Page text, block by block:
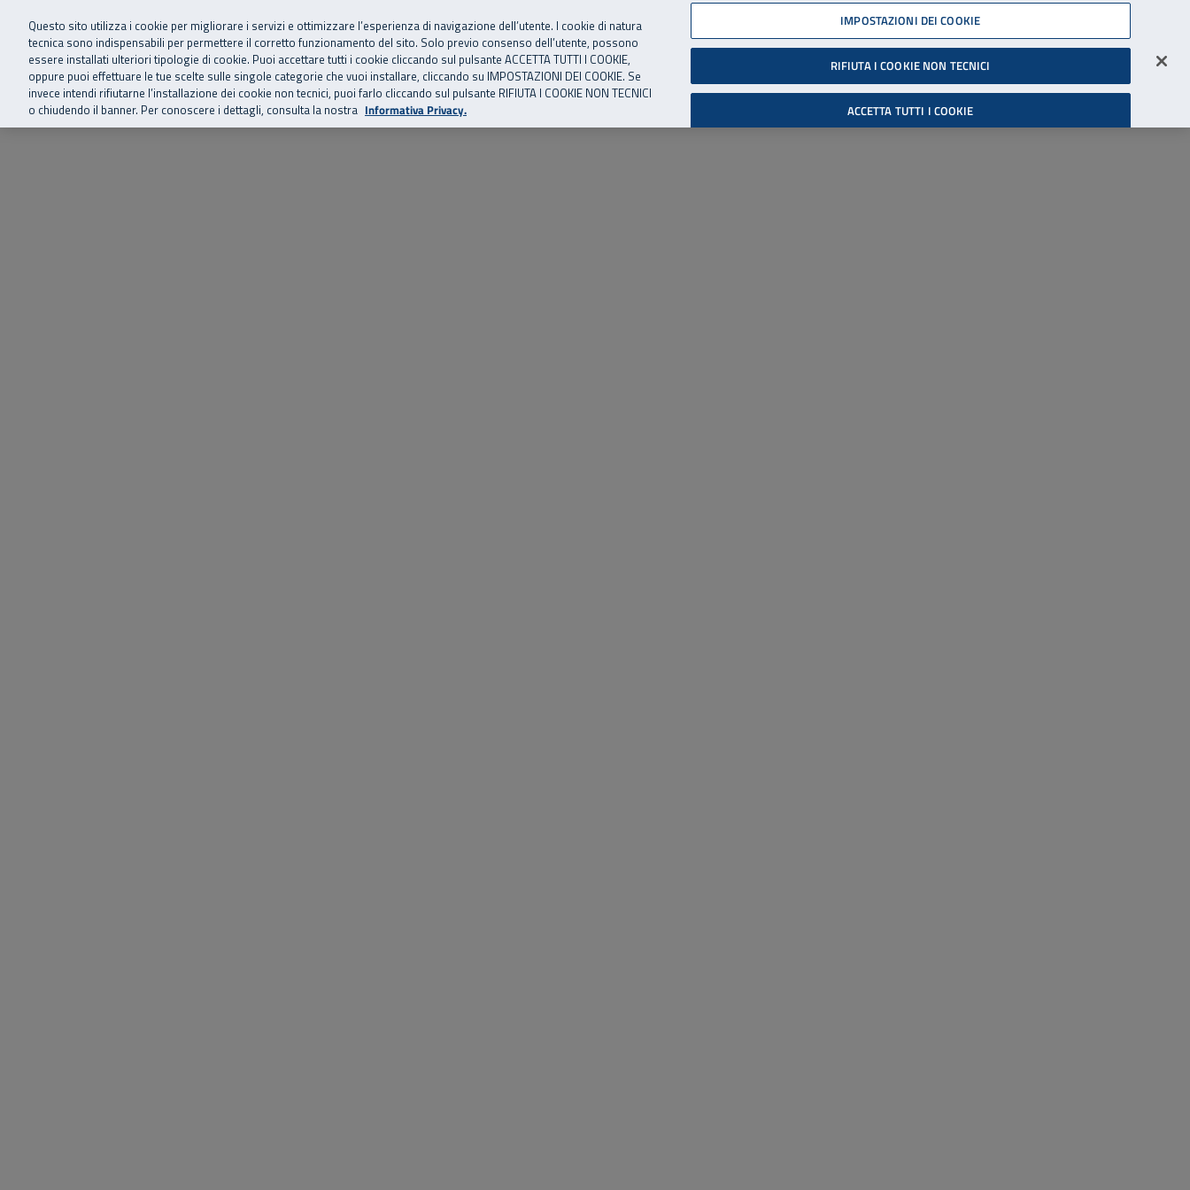
Vai al menu principale
Vai al contenuto principale
Vai al Footer 06 45539607
SuperAbile - il Contact Center Inail per il mondo della disabilità
Home Chi siamo Storie, news ed eventi Risorse utili Supporto Accessibilità
Cerca
Accedi all'area riservata
Questo sito utilizza i cookie per migliorare i servizi e ottimizzare l’esperienza di navigazione dell’utente. I cookie di natura
tecnica sono indispensabili per permettere il corretto funzionamento del sito. Solo previo consenso dell’utente, possono
essere installati ulteriori tipologie di cookie. Puoi accettare tutti i cookie cliccando sul pulsante ACCETTA TUTTI I COOKIE,
oppure puoi effettuare le tue scelte sulle singole categorie che vuoi installare, cliccando su IMPOSTAZIONI DEI COOKIE. Se
invece intendi rifiutarne l’installazione dei cookie non tecnici, puoi farlo cliccando sul pulsante RIFIUTA I COOKIE NON TECNICI
o chiudendo il banner. Per conoscere i dettagli, consulta la nostra Informativa Privacy.
IMPOSTAZIONI DEI COOKIE
RIFIUTA I COOKIE NON TECNICI
ACCETTA TUTTI I COOKIE